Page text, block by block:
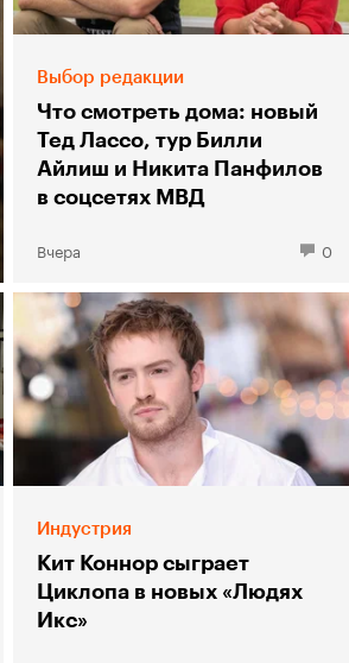
Выбор редакции
Что смотреть дома: новый
Тед Лассо, тур Билли
Айлиш и Никита Панфилов
в соцсетях МВД
Вчера 0
Индустрия
Кит Коннор сыграет
Циклопа в новых «Людях
Икс»